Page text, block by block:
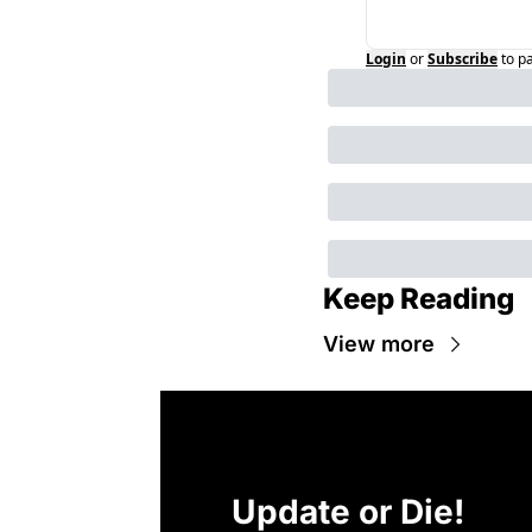
Login orSubscribeto
Keep Reading
View more
Update or Die!